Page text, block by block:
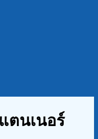
ตนเนอร์